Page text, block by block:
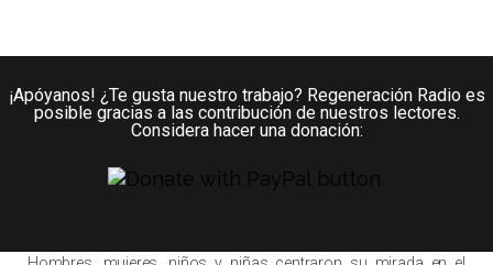
¡Apóyanos! ¿Te gusta nuestro trabajo? Regeneración Radio es
posible gracias a las contribución de nuestros lectores.
Considera hacer una donación: